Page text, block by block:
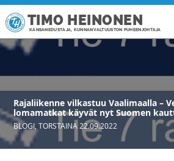
TIMO HEINONEN
KANSANEDUSTAJA, KUNNANVALTUUSTON PUHEENJOHTAJA
Rajaliikenne vilkastuu Vaalimaalla –
lomamatkat käyvät nyt Suomen
BLOGI ,TORSTAINA 22.09.2022